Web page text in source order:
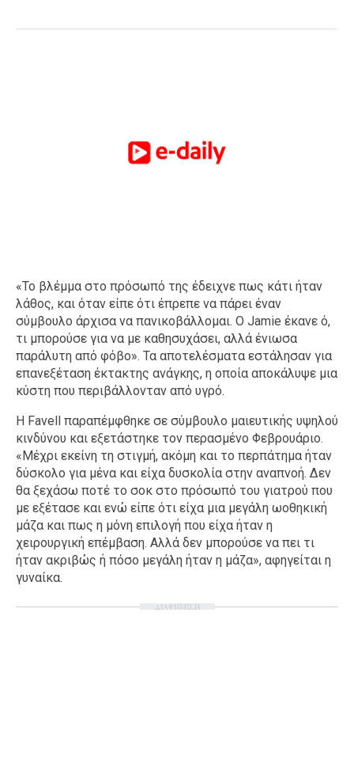
«Το βλέμμα στο πρόσωπό της έδειχνε πως κάτι ήταν
λάθος, και όταν είπε ότι έπρεπε να πάρει έναν
σύμβουλο άρχισα να πανικοβάλλομαι. Ο Jamie έκανε ό,
τι μπορούσε για να με καθησυχάσει, αλλά ένιωσα
παράλυτη από φόβο». Τα αποτελέσματα εστάλησαν για
επανεξέταση έκτακτης ανάγκης, η οποία αποκάλυψε μια
κύστη που περιβάλλονταν από υγρό.
Η Favell παραπέμφθηκε σε σύμβουλο μαιευτικής υψηλού
κινδύνου και εξετάστηκε τον περασμένο Φεβρουάριο.
«Μέχρι εκείνη τη στιγμή, ακόμη και το περπάτημα ήταν
δύσκολο για μένα και είχα δυσκολία στην αναπνοή. Δεν
θα ξεχάσω ποτέ το σοκ στο πρόσωπό του γιατρού που
με εξέτασε και ενώ είπε ότι είχα μια μεγάλη ωοθηκική
μάζα και πως η μόνη επιλογή που είχα ήταν η
χειρουργική επέμβαση. Αλλά δεν μπορούσε να πει τι
ήταν ακριβώς ή πόσο μεγάλη ήταν η μάζα», αφηγείται η
γυναίκα.
ΔΙΑΦΗΜΙΣΗ